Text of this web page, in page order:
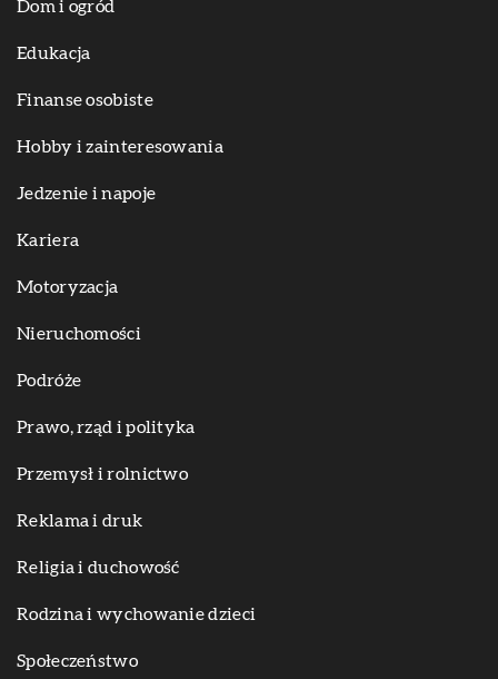
Dom i ogród
Edukacja
Finanse osobiste
Hobby i zainteresowania
Jedzenie i napoje
Kariera
Motoryzacja
Nieruchomości
Podróże
Prawo, rząd i polityka
Przemysł i rolnictwo
Reklama i druk
Religia i duchowość
Rodzina i wychowanie dzieci
Społeczeństwo